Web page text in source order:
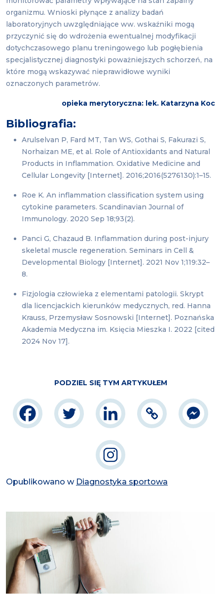
organizmu. Wnioski płynące z analizy badań
laboratoryjnych uwzględniające ww. wskaźniki mogą
przyczynić się do wdrożenia ewentualnej modyfikacji
dotychczasowego planu treningowego lub pogłębienia
specjalistycznej diagnostyki poważniejszych schorzeń, na
które mogą wskazywać nieprawidłowe wyniki
oznaczonych parametrów.
opieka merytoryczna: lek. Katarzyna Koc
Bibliografia:
Arulselvan P, Fard MT, Tan WS, Gothai S, Fakurazi S,
Norhaizan ME, et al. Role of Antioxidants and Natural
Products in Inflammation. Oxidative Medicine and
Cellular Longevity [Internet]. 2016;2016(5276130):1–15.
Roe K. An inflammation classification system using
cytokine parameters. Scandinavian Journal of
Immunology. 2020 Sep 18;93(2).
Panci G, Chazaud B. Inflammation during post-injury
skeletal muscle regeneration. Seminars in Cell &
Developmental Biology [Internet]. 2021 Nov 1;119:32–
8.
Fizjologia człowieka z elementami patologii. Skrypt
dla licencjackich kierunków medycznych, red. Hanna
Krauss, Przemysław Sosnowski [Internet]. Poznańska
Akademia Medyczna im. Księcia Mieszka I. 2022 [cited
2024 Nov 17].
PODZIEL SIĘ TYM ARTYKUŁEM
Opublikowano w Diagnostyka sportowa